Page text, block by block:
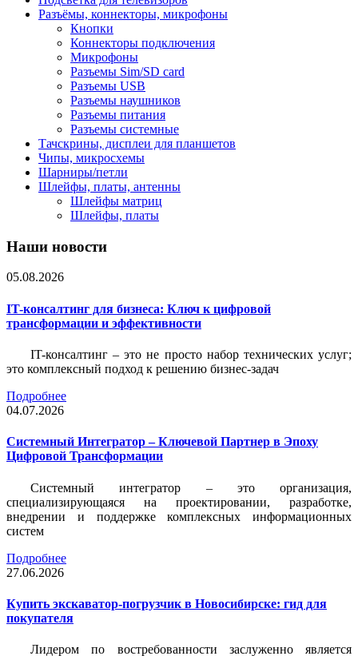
Разъёмы, коннекторы, микрофоны
Кнопки
Коннекторы подключения
Микрофоны
Разъемы Sim/SD card
Разъемы USB
Разъемы наушников
Разъемы питания
Разъемы системные
Тачскрины, дисплеи для планшетов
Чипы, микросхемы
Шарниры/петли
Шлейфы, платы, антенны
Шлейфы матриц
Шлейфы, платы
Наши новости
05.08.2026
IT-консалтинг для бизнеса: Ключ к цифровой
трансформации и эффективности
IT-консалтинг – это не просто набор технических услуг;
это комплексный подход к решению бизнес-задач
Подробнее
04.07.2026
Системный Интегратор – Ключевой Партнер в Эпоху
Цифровой Трансформации
Системный интегратор – это организация,
специализирующаяся на проектировании, разработке,
внедрении и поддержке комплексных информационных
систем
Подробнее
27.06.2026
Купить экскаватор-погрузчик в Новосибирске: гид для
покупателя
Лидером по востребованности заслуженно является